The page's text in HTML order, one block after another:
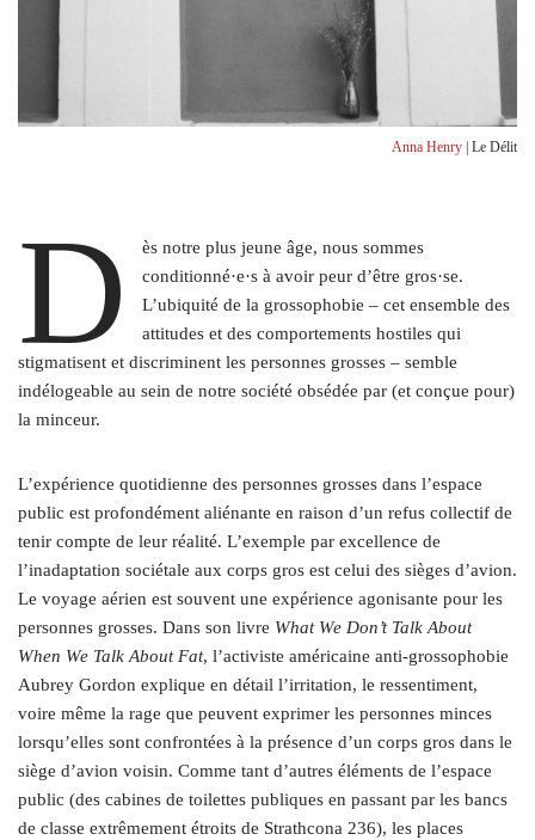
Anna Henry | Le Délit
D
ès notre plus jeune âge, nous sommes
conditionné·e·s à avoir peur d’être gros·se.
L’ubiquité de la grossophobie – cet ensemble des
attitudes et des comportements hostiles qui
stigmatisent et discriminent les personnes grosses – semble
indélogeable au sein de notre société obsédée par (et conçue pour)
la minceur.
L’expérience quotidienne des personnes grosses dans l’espace
public est profondément aliénante en raison d’un refus collectif de
tenir compte de leur réalité. L’exemple par excellence de
l’inadaptation sociétale aux corps gros est celui des sièges d’avion.
Le voyage aérien est souvent une expérience agonisante pour les
personnes grosses. Dans son livre What We Don’t Talk About
When We Talk About Fat, l’activiste américaine anti-grossophobie
Aubrey Gordon explique en détail l’irritation, le ressentiment,
voire même la rage que peuvent exprimer les personnes minces
lorsqu’elles sont confrontées à la présence d’un corps gros dans le
siège d’avion voisin. Comme tant d’autres éléments de l’espace
public (des cabines de toilettes publiques en passant par les bancs
de classe extrêmement étroits de Strathcona 236), les places